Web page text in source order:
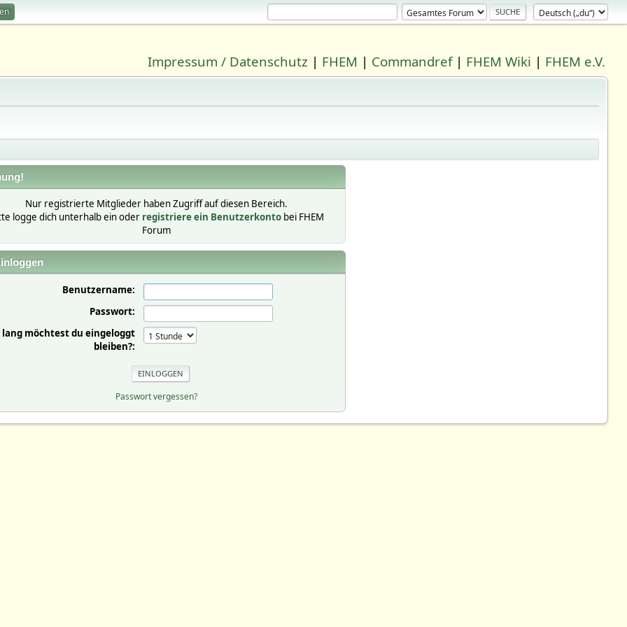
Impressum / Datenschutz | FHEM | Commandref| FHEM Wiki | FHEM e.V.
Nur registrierte Mitglieder haben Zugriff auf diesen Bereich.
logge dich unterhalb ein oder registriere ein Benutzerkontobei FHEM
Forum
Benutzername:
Passwort:
lang möchtest du eingeloggt
bleiben?:
Passwort vergessen?